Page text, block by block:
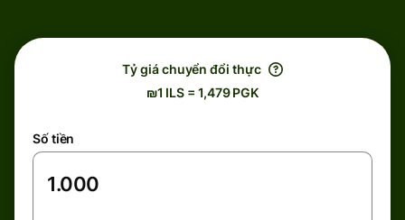
Tỷ giá chuyển đổi thực
₪1 ILS = 1,479 PGK
Số tiền